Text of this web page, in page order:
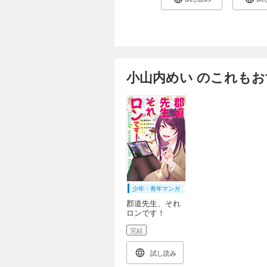
小山内めい のこれも
少年・青年マンガ
郡道先生、それ
ロンです！
完結
試し読み